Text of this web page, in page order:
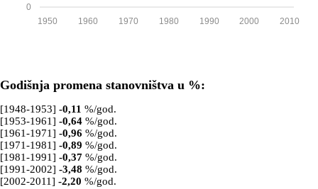
0
2010
2000
1990
1980
1970
1960
1950
Godišnja promena stanovništva u %:
[1948-1953] -0,11 %/god.
[1953-1961] -0,64 %/god.
[1961-1971] -0,96 %/god.
[1971-1981] -0,89 %/god.
[1981-1991] -0,37 %/god.
[1991-2002] -3,48 %/god.
[2002-2011] -2,20 %/god.